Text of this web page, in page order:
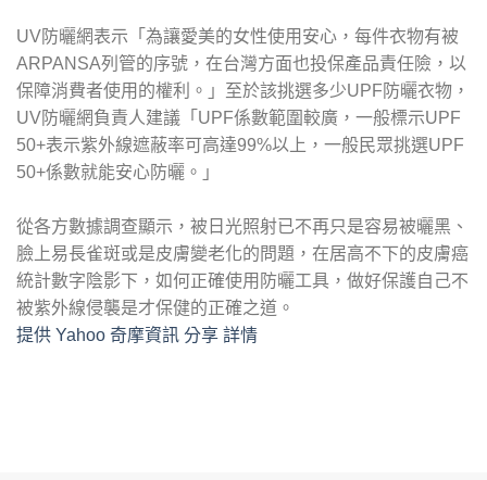
UV防曬網表示「為讓愛美的女性使用安心，每件衣物有被
ARPANSA列管的序號，在台灣方面也投保產品責任險，以
保障消費者使用的權利。」至於該挑選多少UPF防曬衣物，
UV防曬網負責人建議「UPF係數範圍較廣，一般標示UPF
50+表示紫外線遮蔽率可高達99%以上，一般民眾挑選UPF
50+係數就能安心防曬。」
從各方數據調查顯示，被日光照射已不再只是容易被曬黑、
臉上易長雀斑或是皮膚變老化的問題，在居高不下的皮膚癌
統計數字陰影下，如何正確使用防曬工具，做好保護自己不
被紫外線侵襲是才保健的正確之道。
提供 Yahoo 奇摩資訊 分享 詳情